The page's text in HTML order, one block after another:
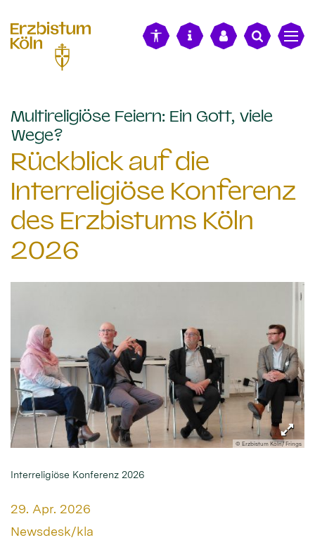
Multireligiöse Feiern: Ein Gott, viele
Wege?
Rückblick auf die
Interreligiöse Konferenz
des Erzbistums Köln
2026
© Erzbistum Köln/ Frings
Interreligiöse Konferenz 2026
Datum:
29. Apr. 2026
Von:
Newsdesk/kla